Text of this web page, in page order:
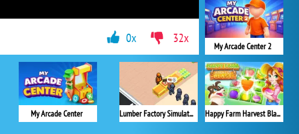
My Arcade Center 2
Happy Farm Harvest Blast
My Arcade Center Lumber Factory Simulator
0x 32x